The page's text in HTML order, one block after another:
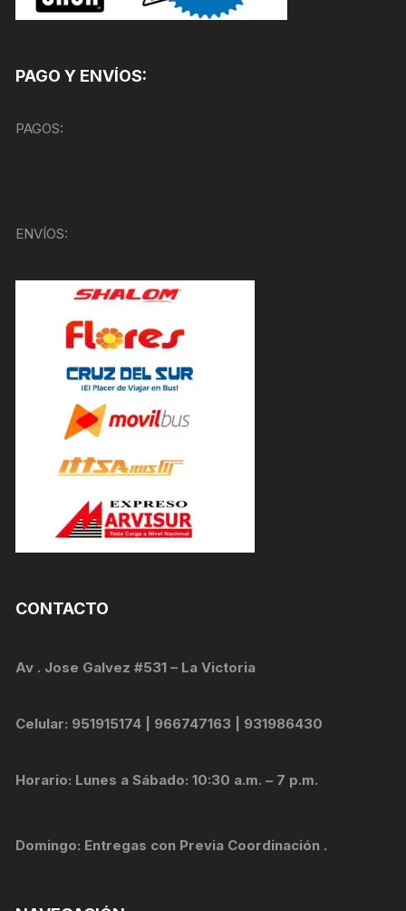
PAGO Y ENVÍOS:
PAGOS:
ENVÍOS:
CONTACTO
Av . Jose Galvez #531 – La Victoria
Celular: 951915174 | 966747163 | 931986430
Horario: Lunes a Sábado: 10:30 a.m. – 7 p.m.
Domingo: Entregas con Previa Coordinación .